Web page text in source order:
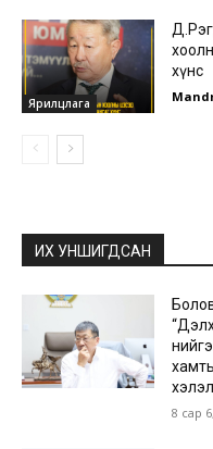
Ярилцлага
хүнс
ИХ УНШИГДСАН
8 сар